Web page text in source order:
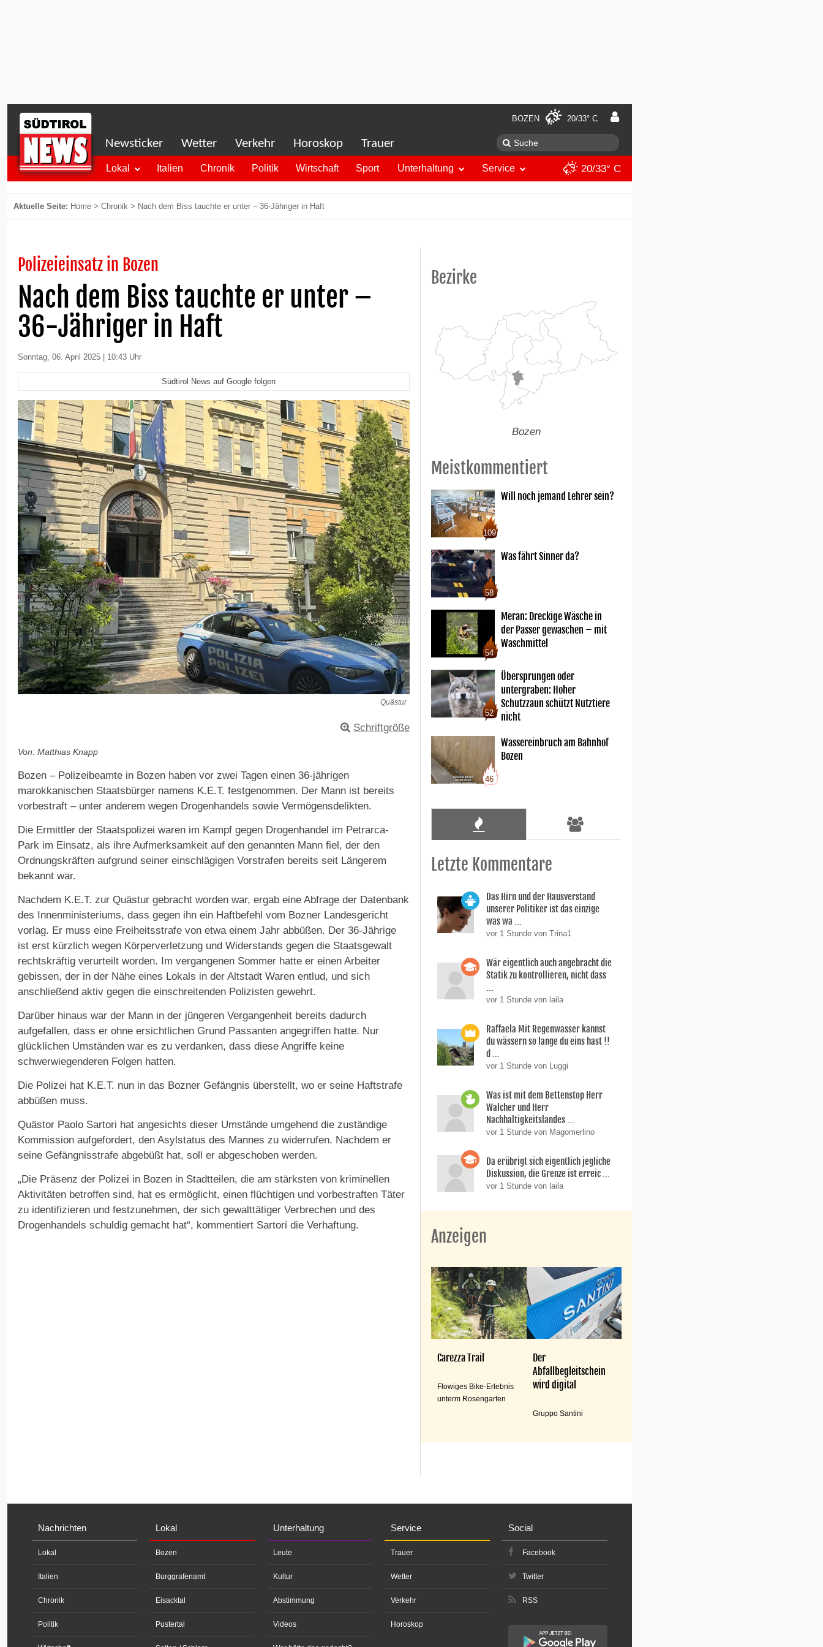
BOZEN 20/33° C
Newsticker Wetter Verkehr Horoskop Trauer
Lokal Italien Chronik Politik Wirtschaft Sport Unterhaltung Service 20/33° C
Aktuelle Seite: Home > Chronik > Nach dem Biss tauchte er unter – 36-Jähriger in Haft
Polizeieinsatz in Bozen
Nach dem Biss tauchte er unter –
36-Jähriger in Haft
Sonntag, 06. April 2025 | 10:43 Uhr
Südtirol News auf Google folgen
Quästur
Schriftgröße
Von: Matthias Knapp
Bozen – Polizeibeamte in Bozen haben vor zwei Tagen einen 36-jährigen
marokkanischen Staatsbürger namens K.E.T. festgenommen. Der Mann ist bereits
vorbestraft – unter anderem wegen Drogenhandels sowie Vermögensdelikten.
Die Ermittler der Staatspolizei waren im Kampf gegen Drogenhandel im Petrarca-
Park im Einsatz, als ihre Aufmerksamkeit auf den genannten Mann fiel, der den
Ordnungskräften aufgrund seiner einschlägigen Vorstrafen bereits seit Längerem
bekannt war.
Nachdem K.E.T. zur Quästur gebracht worden war, ergab eine Abfrage der Datenbank
des Innenministeriums, dass gegen ihn ein Haftbefehl vom Bozner Landesgericht
vorlag. Er muss eine Freiheitsstrafe von etwa einem Jahr abbüßen. Der 36-Jährige
ist erst kürzlich wegen Körperverletzung und Widerstands gegen die Staatsgewalt
rechtskräftig verurteilt worden. Im vergangenen Sommer hatte er einen Arbeiter
gebissen, der in der Nähe eines Lokals in der Altstadt Waren entlud, und sich
anschließend aktiv gegen die einschreitenden Polizisten gewehrt.
Darüber hinaus war der Mann in der jüngeren Vergangenheit bereits dadurch
aufgefallen, dass er ohne ersichtlichen Grund Passanten angegriffen hatte. Nur
glücklichen Umständen war es zu verdanken, dass diese Angriffe keine
schwerwiegenderen Folgen hatten.
Die Polizei hat K.E.T. nun in das Bozner Gefängnis überstellt, wo er seine Haftstrafe
abbüßen muss.
Quästor Paolo Sartori hat angesichts dieser Umstände umgehend die zuständige
Kommission aufgefordert, den Asylstatus des Mannes zu widerrufen. Nachdem er
seine Gefängnisstrafe abgebüßt hat, soll er abgeschoben werden.
„Die Präsenz der Polizei in Bozen in Stadtteilen, die am stärksten von kriminellen
Aktivitäten betroffen sind, hat es ermöglicht, einen flüchtigen und vorbestraften Täter
zu identifizieren und festzunehmen, der sich gewalttätiger Verbrechen und des
Drogenhandels schuldig gemacht hat“, kommentiert Sartori die Verhaftung.
Bezirke
Bozen
Meistkommentiert
109
Will noch jemand Lehrer sein?
58
Was fährt Sinner da?
54
Meran: Dreckige Wäsche in
der Passer gewaschen – mit
Waschmittel
52
Übersprungen oder
untergraben: Hoher
Schutzzaun schützt Nutztiere
nicht
46
Wassereinbruch am Bahnhof
Bozen
Letzte Kommentare
Das Hirn und der Hausverstand
unserer Politiker ist das einzige
was wa ...
vor 1 Stunde von Trina1
Wär eigentlich auch angebracht die
Statik zu kontrollieren, nicht dass
...
vor 1 Stunde von laila
Raffaela Mit Regenwasser kannst
du wässern so lange du eins hast !!
d ...
vor 1 Stunde von Luggi
Was ist mit dem Bettenstop Herr
Walcher und Herr
Nachhaltigkeitslandes ...
vor 1 Stunde von Magomerlino
Da erübrigt sich eigentlich jegliche
Diskussion, die Grenze ist erreic ...
vor 1 Stunde von laila
Anzeigen
Carezza Trail
Flowiges Bike-Erlebnis
unterm Rosengarten
Der
Abfallbegleitschein
wird digital
Gruppo Santini
Nachrichten
Lokal
Italien
Chronik
Politik
Lokal
Bozen
Burggrafenamt
Eisacktal
Pustertal
Unterhaltung
Leute
Kultur
Abstimmung
Videos
Service
Trauer
Wetter
Verkehr
Horoskop
Social
Facebook
Twitter
RSS